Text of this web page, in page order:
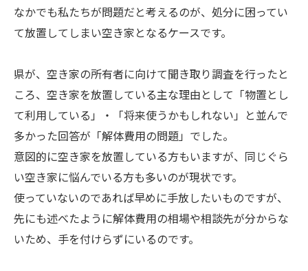
なかでも私たちが問題だと考えるのが、処分に困ってい
て放置してしまい空き家となるケースです。
県が、空き家の所有者に向けて聞き取り調査を行ったと
ころ、空き家を放置している主な理由として「物置とし
て利用している」・「将来使うかもしれない」と並んで
多かった回答が「解体費用の問題」でした。
意図的に空き家を放置している方もいますが、同じぐら
い空き家に悩んでいる方も多いのが現状です。
使っていないのであれば早めに手放したいものですが、
先にも述べたように解体費用の相場や相談先が分からな
いため、手を付けらずにいるのです。